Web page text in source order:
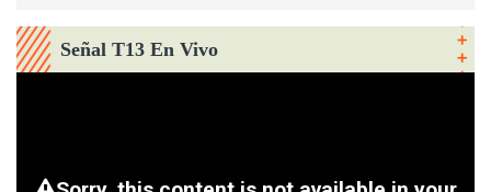
Señal T13 En Vivo